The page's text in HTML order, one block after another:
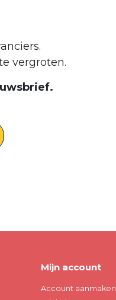
vergroten.
Mijn account
Account aanmaken